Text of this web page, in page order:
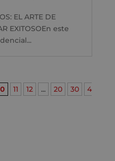
EL ARTE DE
EXITOSOEn este
11 12 ... 20 30
4